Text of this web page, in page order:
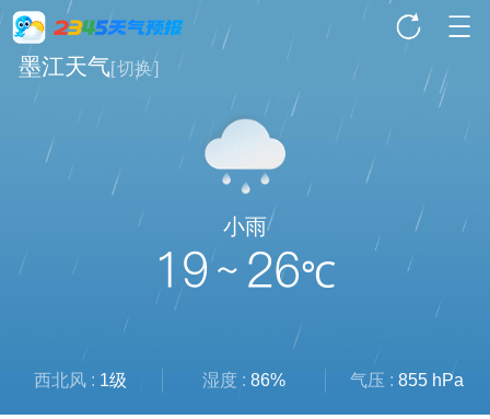
墨江天气[切换]
小雨
19 ~ 26℃
西北风 : 1级 湿度 : 86% 气压 : 855 hPa